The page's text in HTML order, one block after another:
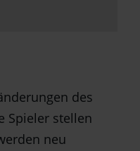
des
Spieler stellen
neu